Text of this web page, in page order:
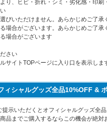
り、ヒビ・折れ・シミ・劣化感・印
びいただけません。あらかじめご了承
場合がございます。あらかじめご了承
場合がございます
さい
サイトTOPページに入り口を表示しま
ィシャルグッズ全品10%OFF &
示いただくとオフィシャルグッズ全
品までご購入するならこの機会が絶